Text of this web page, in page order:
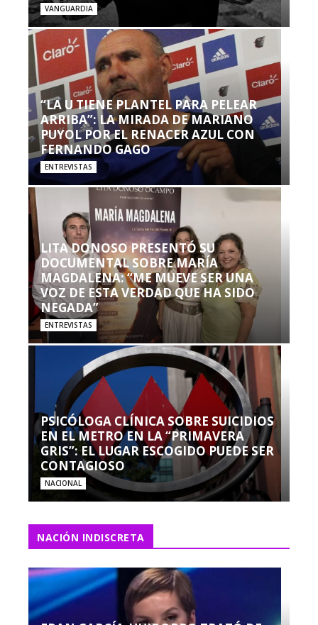
VANGUARDIA
“LA U TIENE PLANTEL PARA PELEAR
ARRIBA”: LA MIRADA DE MARIANO
PUYOL POR EL RENACER AZUL CON
FERNANDO GAGO
ENTREVISTAS
LITA DONOSO PRESENTÓ SU
DOCUMENTAL SOBRE MARÍA
MAGDALENA: “ME MUEVE SER UNA
VOZ DE ESTA VERDAD QUE HA SIDO
NEGADA”
ENTREVISTAS
PSICÓLOGA CLÍNICA SOBRE SUICIDIOS
EN EL METRO EN LA “PRIMAVERA
GRIS”: EL LUGAR ESCOGIDO PUEDE SER
CONTAGIOSO
NACIONAL
NACIÓN INDISCRETA